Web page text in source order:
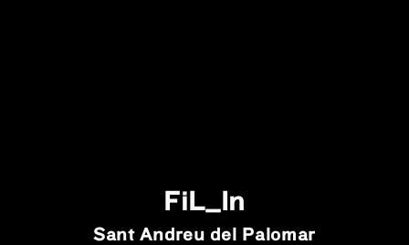
FiL_In
Sant Andreu del Palomar